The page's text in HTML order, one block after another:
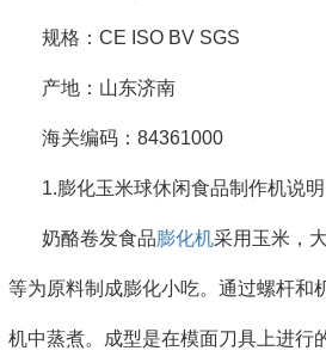
规格：CE ISO BV SGS
产地：山东济南
海关编码：84361000
1.膨化玉米球休闲食品制作机说明
奶酪卷发食品膨化机采用玉米，
等为原料制成膨化小吃。通过螺杆和
机中蒸煮。成型是在模面刀具上进行